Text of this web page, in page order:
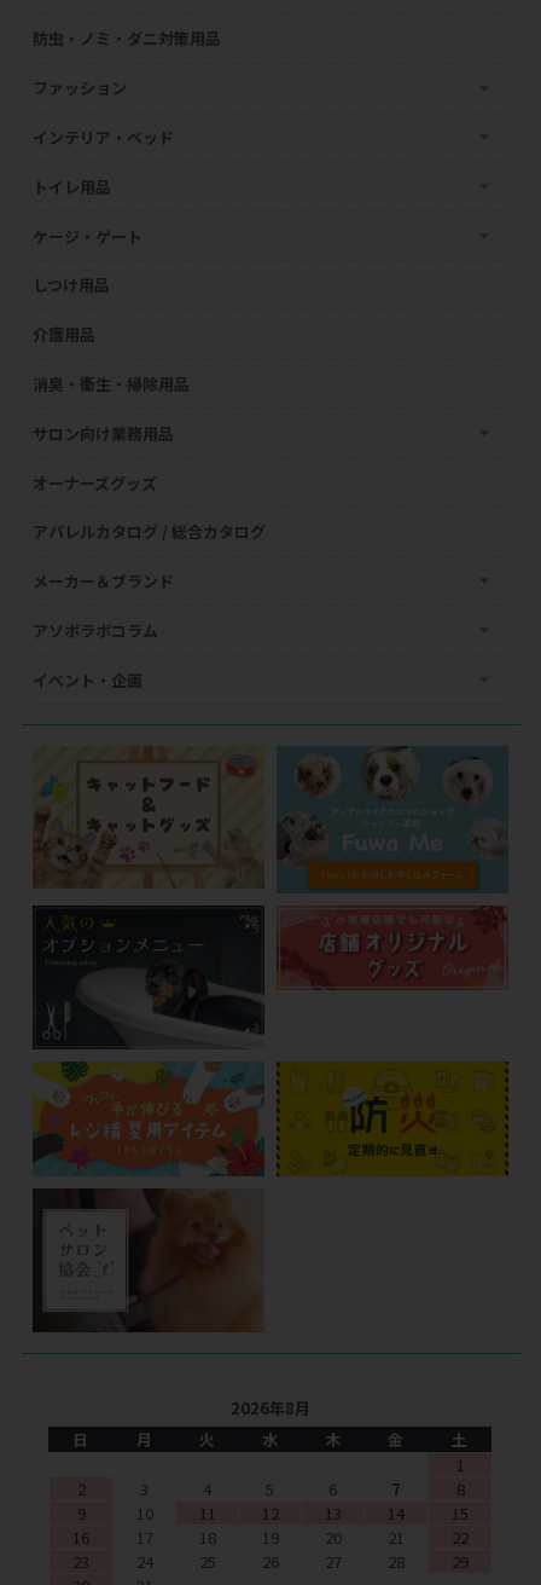
防虫・ノミ・ダニ対策用品
ファッション
インテリア・ベッド
トイレ用品
ケージ・ゲート
しつけ用品
介護用品
消臭・衛生・掃除用品
サロン向け業務用品
オーナーズグッズ
アパレルカタログ / 総合カタログ
メーカー＆ブランド
アソボラボコラム
イベント・企画
2026年8月
日
月 火 水 木 金
土
1
2
3 4 5 6 7
8
9
10 11 12 13 14
15
16
17 18 19 20 21
22
23
24 25 26 27 28
29